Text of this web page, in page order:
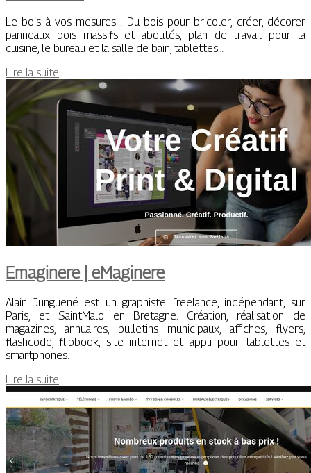
Le bois à vos mesures ! Du bois pour bricoler, créer, décorer
panneaux bois massifs et aboutés, plan de travail pour la
cuisine, le bureau et la salle de bain, tablettes…
Lire la suite
Emaginere | eMaginere
Alain Junguené est un graphiste freelance, indépendant, sur
Paris, et SaintMalo en Bretagne. Création, réalisation de
magazines, annuaires, bulletins municipaux, affiches, flyers,
flashcode, flipbook, site internet et appli pour tablettes et
smartphones.
Lire la suite